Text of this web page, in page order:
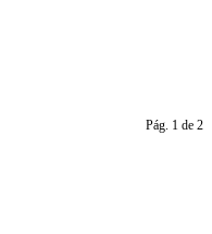
Pág. 1 de 2